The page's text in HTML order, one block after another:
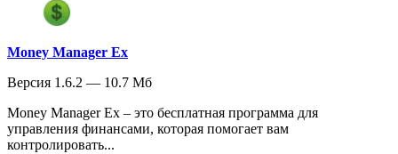
Money Manager Ex
Версия 1.6.2 — 10.7 Мб
Money Manager Ex – это бесплатная программа для
управления финансами, которая помогает вам
контролировать...